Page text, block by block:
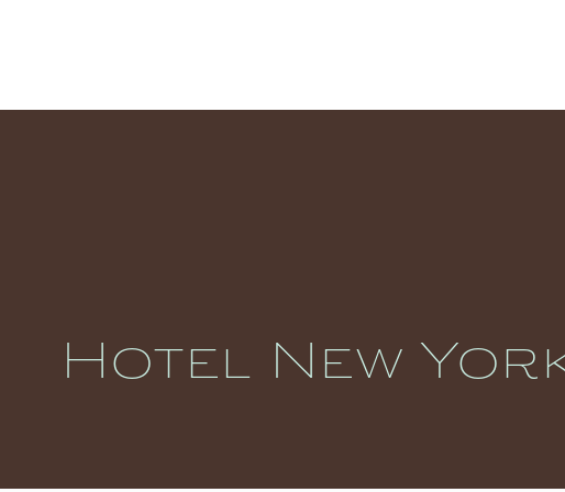
Hotel New